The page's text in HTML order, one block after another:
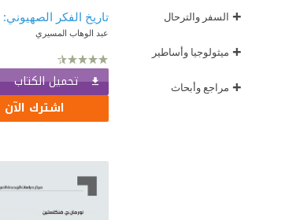
+ السفر والترحال
+ ميثولوجيا وأساطير
+ مراجع وأبحاث
عبد الوهاب المسيري
تحميل الكتاب
اشترك الآن